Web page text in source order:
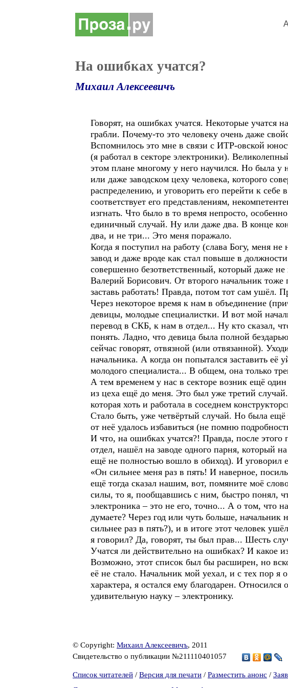
На ошибках учатся?
Михаил Алексеевичъ
Говорят, на ошибках учатся. Некоторые учатся
грабли. Почему-то это человеку очень даже
Вспомнилось это мне в связи с ИТР-овской
(я работал в секторе электроники).
этом плане многому у него научился. Но была у
или даже заводском цеху человека, которого
распределению, и уговорить его перейти к себе
соответствует его представлениям,
изгнать. Что было в то время непросто,
единичный случай. Ну или даже два. В конце
два, и не три... Это меня поражало.
Когда я поступил на работу (слава Богу, меня
завод и даже вроде как стал повыше в
совершенно безответственный, который даже
Валерий Борисович. От второго начальник тоже
заставь работать! Правда, потом тот сам ушёл.
Через некоторое время к нам в объединение
девицы, молодые специалистки. И вот мой
перевод в СКБ, к нам в отдел... Ну кто сказал,
понять. Ладно, что девица была полной
сейчас говорят, отвязной (или отвязанной).
начальника. А когда он попытался заставить
молодого специалиста... В общем, она только
А тем временем у нас в секторе возник ещё
из цеха ещё до меня. Это был уже третий
которая хоть и работала в соседнем
Стало быть, уже четвёртый случай. Но была ещё
от неё удалось избавиться (не помню
И что, на ошибках учатся?! Правда, после
отдел, нашёл на заводе одного парня, который
ещё не полностью вошло в обиход). И уговорил
«Он сильнее меня раз в пять! И наверное,
ещё тогда сказал нашим, вот, помяните моё
силы, то я, пообщавшись с ним, быстро понял,
электроника – это не его, точно... А о том, что
думаете? Через год или чуть больше,
сильнее раз в пять?), и в итоге этот человек
я говорил? Да, говорят, ты был прав... Шесть
Учатся ли действительно на ошибках? И какое
Возможно, этот список был бы расширен, но
её не стало. Начальник мой уехал, и с тех пор я
характера, я остался ему благодарен.
удивительную науку – электронику.
© Copyright: Михаил Алексеевичъ, 2011
Свидетельство о публикации №211110401057
Список читателей / Версия для печати / Разместить анонс /